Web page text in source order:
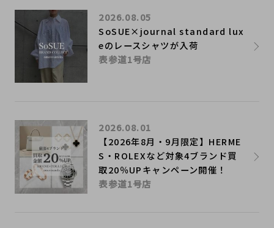
SoSUE×journal standard lux
eのレースシャツが入荷
2026.08.05
表参道1号店
【2026年8月・9月限定】HERME
S・ROLEXなど対象4ブランド買
取20％UPキャンペーン開催！
2026.08.01
表参道1号店